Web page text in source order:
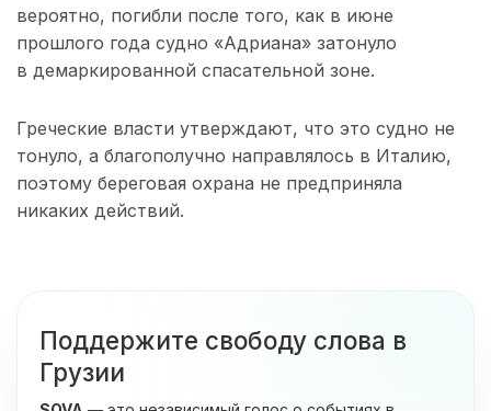
вероятно, погибли после того, как в июне
прошлого года судно «Адриана» затонуло
в демаркированной спасательной зоне.
Греческие власти утверждают, что это судно не
тонуло, а благополучно направлялось в Италию,
поэтому береговая охрана не предприняла
никаких действий.
Поддержите свободу слова в
Грузии